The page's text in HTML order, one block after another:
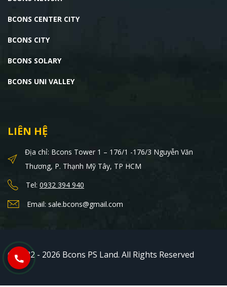
BCONS CENTER CITY
BCONS CITY
BCONS SOLARY
BCONS UNI VALLEY
LIÊN HỆ
Địa chỉ: Bcons Tower 1 – 176/1 -176/3 Nguyễn Văn
Thương, P. Thạnh Mỹ Tây, TP HCM
Tel: 0932 394 940
Email: sale.bcons@gmail.com
© 2022 - 2026 Bcons PS Land. All Rights Reserved